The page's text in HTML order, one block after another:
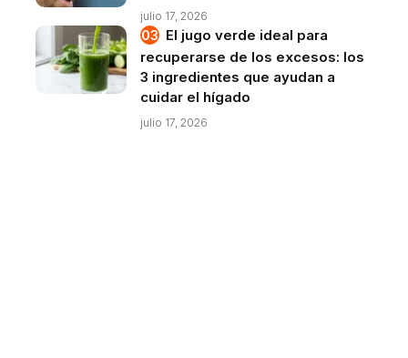
julio 17, 2026
El jugo verde ideal para
recuperarse de los excesos: los
3 ingredientes que ayudan a
cuidar el hígado
julio 17, 2026